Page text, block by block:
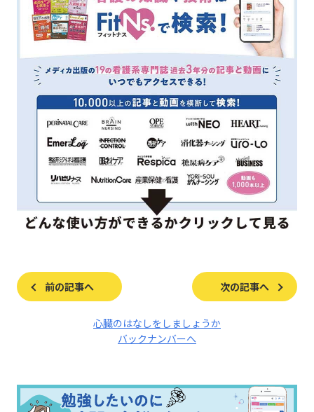
前の記事へ 次の記事へ
心臓のはなしをしましょうか
バックナンバーへ